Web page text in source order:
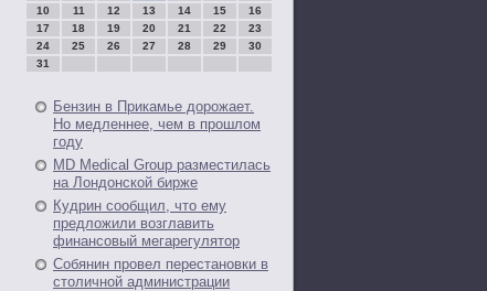
10
11 12 13 14 15
16
17
18 19 20 21 22
23
24
25 26 27 28 29
30
31
Бензин в Прикамье дорожает.
Но медленнее, чем в прошлом
году
MD Medical Group разместилась
на Лондонской бирже
Кудрин сообщил, что ему
предложили возглавить
финансовый мегарегулятор
Собянин провел перестановки в
столичной администрации